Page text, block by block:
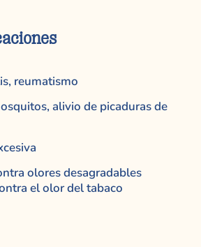
reumatismo
alivio de picaduras de
olores desagradables
el olor del tabaco